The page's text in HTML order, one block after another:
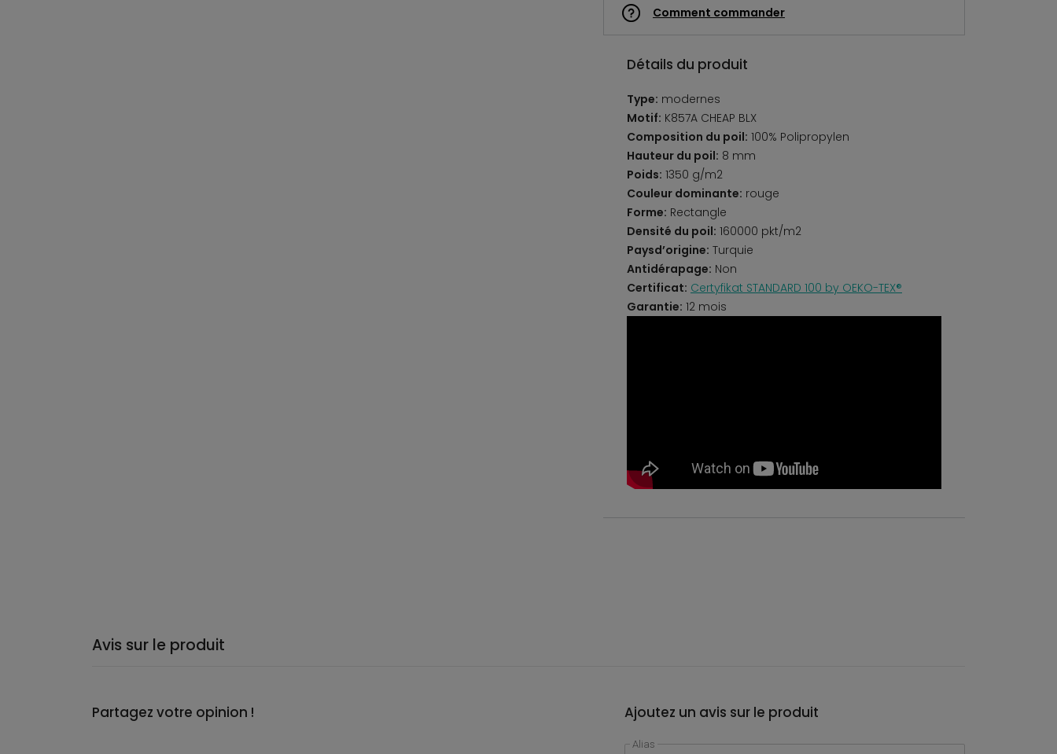
Comment commander
Détails du produit
Type: modernes
Motif: K857A CHEAP BLX
Composition du poil: 100% Polipropylen
Hauteur du poil: 8 mm
Poids: 1350 g/m2
Couleur dominante: rouge
Forme: Rectangle
Densité du poil: 160000 pkt/m2
Paysd’origine: Turquie
Antidérapage: Non
Certificat: Certyfikat STANDARD 100 by OEKO-TEX®
Garantie: 12 mois
Avis sur le produit
Partagez votre opinion ! Ajoutez un avis sur le produit
Alias